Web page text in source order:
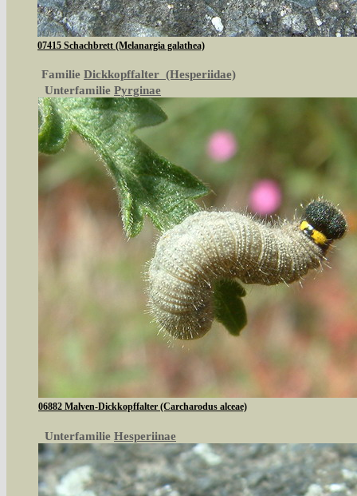
07415 Schachbrett (Melanargia galathea)
Familie Dickkopffalter (Hesperiidae)
Unterfamilie Pyrginae
06882 Malven-Dickkopffalter (Carcharodus alceae)
Unterfamilie Hesperiinae